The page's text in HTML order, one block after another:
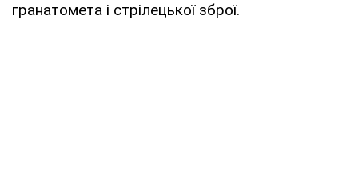
гранатомета і стрілецької зброї.